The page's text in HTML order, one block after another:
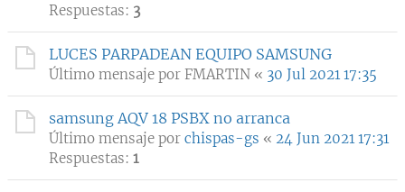
Respuestas: 3
LUCES PARPADEAN EQUIPO SAMSUNG
Último mensaje por FMARTIN « 30 Jul 2021 17:35
samsung AQV 18 PSBX no arranca
Último mensaje por chispas-gs « 24 Jun 2021 17:31
Respuestas: 1